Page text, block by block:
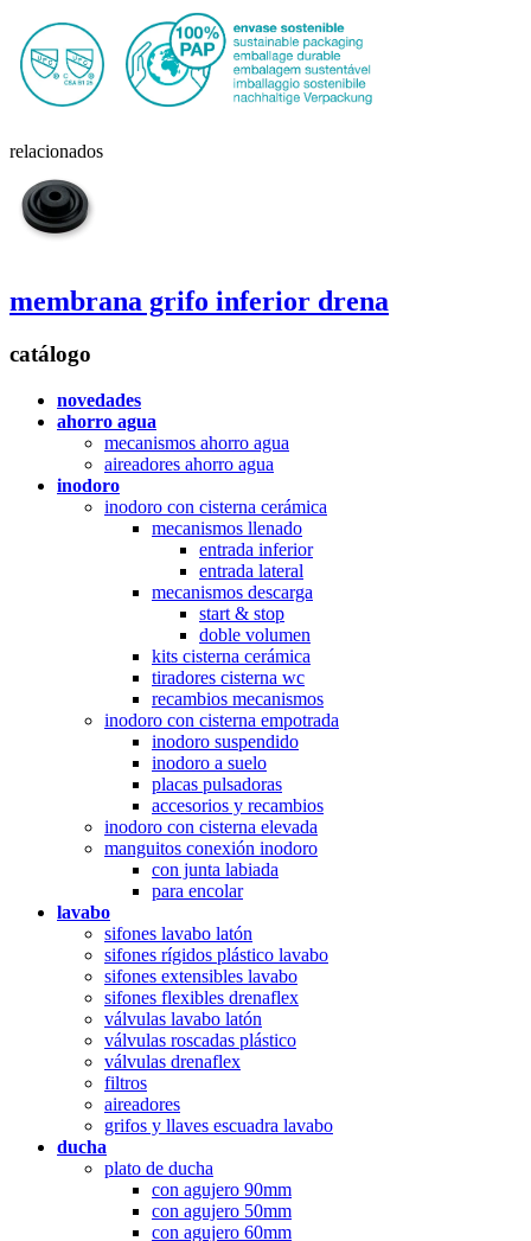
relacionados
membrana grifo inferior drena
catálogo
novedades
ahorro agua
mecanismos ahorro agua
aireadores ahorro agua
inodoro
inodoro con cisterna cerámica
mecanismos llenado
entrada inferior
entrada lateral
mecanismos descarga
start & stop
doble volumen
kits cisterna cerámica
tiradores cisterna wc
recambios mecanismos
inodoro con cisterna empotrada
inodoro suspendido
inodoro a suelo
placas pulsadoras
accesorios y recambios
inodoro con cisterna elevada
manguitos conexión inodoro
con junta labiada
para encolar
lavabo
sifones lavabo latón
sifones rígidos plástico lavabo
sifones extensibles lavabo
sifones flexibles drenaflex
válvulas lavabo latón
válvulas roscadas plástico
válvulas drenaflex
filtros
aireadores
grifos y llaves escuadra lavabo
ducha
plato de ducha
con agujero 90mm
con agujero 50mm
con agujero 60mm